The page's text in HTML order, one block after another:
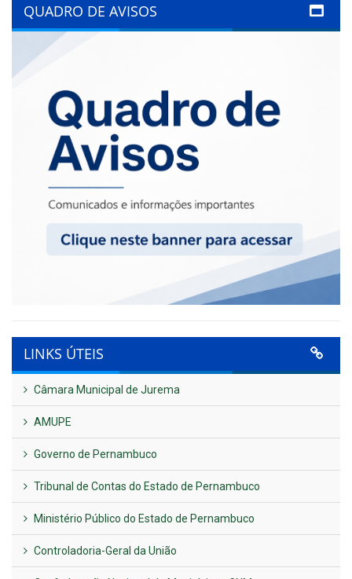
QUADRO DE AVISOS
LINKS ÚTEIS
Câmara Municipal de Jurema
AMUPE
Governo de Pernambuco
Tribunal de Contas do Estado de Pernambuco
Ministério Público do Estado de Pernambuco
Controladoria-Geral da União